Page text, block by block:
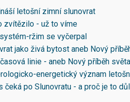
letošní zimní slunovrat
zvítězilo - už to víme
ržim se vyčerpal
jako živá bytost aneb Nový
linie - aneb Nový příběh světa
energetický význam
čeká po Slunovratu - a proč je to